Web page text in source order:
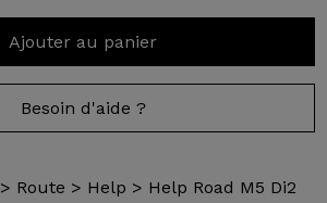
Ajouter au panier
Besoin d'aide ?
> Route > Help > Help Road M5 Di2